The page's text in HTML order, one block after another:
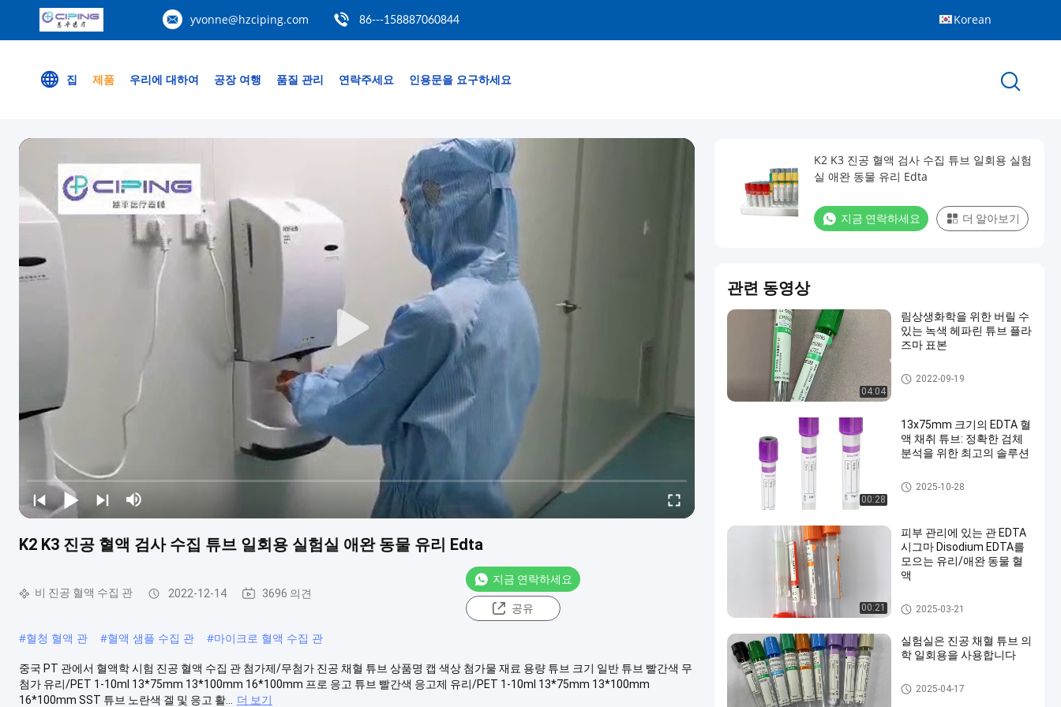
yvonne@hzciping.com 86---158887060844 Korean
집 제품 우리에 대하여 공장 여행 품질 관리 연락주세요 인용문을 요구하세요
K2 K3 진공 혈액 검사 수집 튜브 일회용 실험실 애완 동물 유리 Edta
비 진공 혈액 수집 관 2022-12-14 3696 의견
지금 연락하세요
공유
#혈청 혈액 관 #혈액 샘플 수집 관 #마이크로 혈액 수집 관
중국 PT 관에서 혈액학 시험 진공 혈액 수집 관 첨가제/무첨가 진공 채혈 튜브 상품명 캡 색상 첨가물 재료 용량 튜브 크기 일반 튜브 빨간색 무
첨가 유리/PET 1-10ml 13*75mm 13*100mm 16*100mm 프로 응고 튜브 빨간색 응고제 유리/PET 1-10ml 13*75mm 13*100mm
16*100mm SST 튜브 노란색 겔 및 응고 활...
더 보기
K2 K3 진공 혈액 검사 수집 튜브 일회용 실험
실 애완 동물 유리 Edta
지금 연락하세요 더 알아보기
관련 동영상
04:04
림상생화학을 위한 버릴 수
있는 녹색 헤파린 튜브 플라
즈마 표본
진공 혈액 수집 관
2022-09-19
00:28
13x75mm 크기의 EDTA 혈
액 채취 튜브: 정확한 검체
분석을 위한 최고의 솔루션
EDTA 관
2025-10-28
00:21
피부 관리에 있는 관 EDTA
시그마 Disodium EDTA를
모으는 유리/애완 동물 혈
액
관을 모으는 혈액
2025-03-21
실험실은 진공 채혈 튜브 의
학 일회용을 사용합니다
진공 혈액 수집 체계
2025-04-17